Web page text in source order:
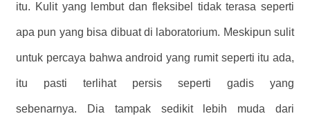
itu. Kulit yang lembut dan fleksibel tidak terasa seperti
apa pun yang bisa dibuat di laboratorium. Meskipun sulit
untuk percaya bahwa android yang rumit seperti itu ada,
itu pasti terlihat persis seperti gadis yang
sebenarnya. Dia tampak sedikit lebih muda dari